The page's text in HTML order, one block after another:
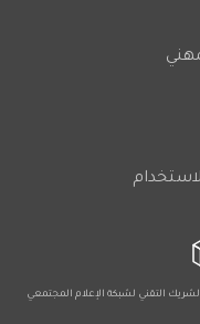
التقني لشبكة الإعلام المجتمعي